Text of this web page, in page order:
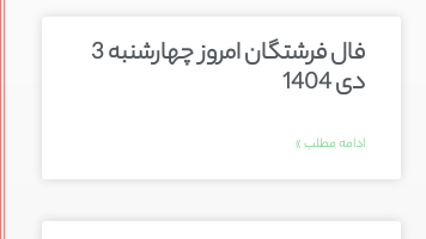
فال فرشتگان امروز چهارشنبه 3
دی 1404
ادامه مطلب »